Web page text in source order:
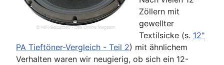
Zöllern mit
gewellter
Textilsicke (s. 12"
PA Tieftöner-Vergleich - Teil 2) mit ähnlichem
Verhalten waren wir neugierig, ob sich ein 12-